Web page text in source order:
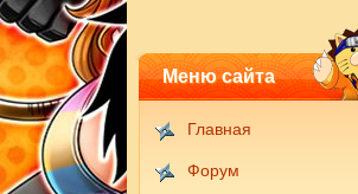
Меню сайта
Главная
Форум